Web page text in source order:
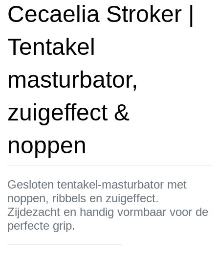
Cecaelia Stroker |
Tentakel
masturbator,
zuigeffect &
noppen
Gesloten tentakel-masturbator met
noppen, ribbels en zuigeffect.
Zijdezacht en handig vormbaar voor de
perfecte grip.